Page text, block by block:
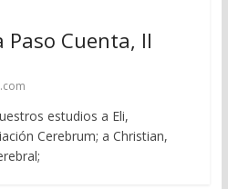
Paso Cuenta, II
estudios a Eli,
Cerebrum; a Christian,